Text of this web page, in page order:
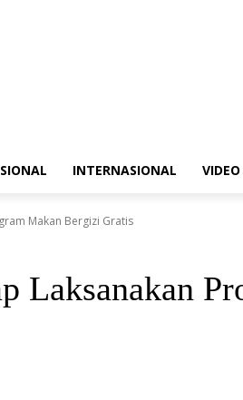
INTERNASIONAL VIDEO
Makan Bergizi Gratis
Laksanakan